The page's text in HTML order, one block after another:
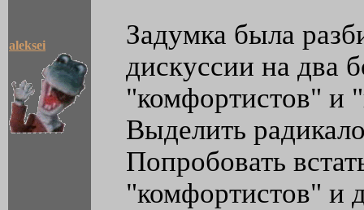
aleksei
Задумка была
дискуссии на два
"комфортистов" и
Выделить
Попробовать
"комфортистов" и